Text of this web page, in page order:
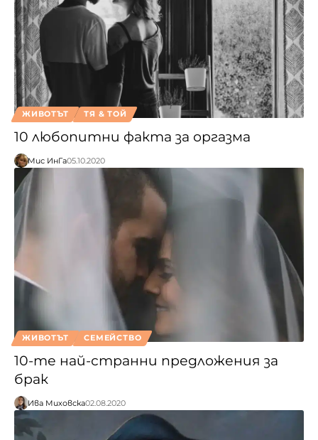
ЖИВОТЪТ ТЯ & ТОЙ
10 любопитни факта за оргазма
Мис ИнГа05.10.2020
ЖИВОТЪТ СЕМЕЙСТВО
10-те най-странни предложения за
брак
Ива Миховска02.08.2020